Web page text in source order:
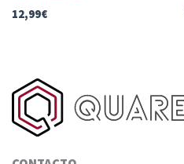
12,99€